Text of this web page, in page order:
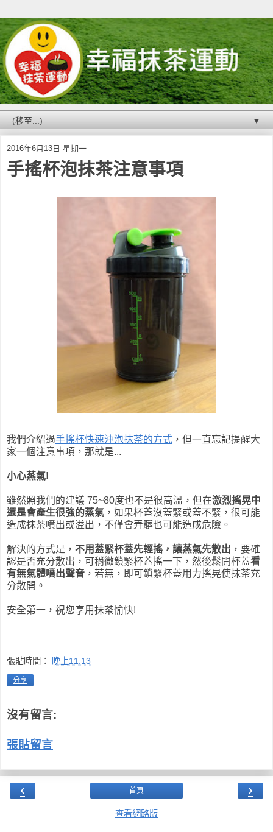
▼
2016年6月13日 星期一
手搖杯泡抹茶注意事項
我們介紹過手搖杯快速沖泡抹茶的方式 ，但一直忘記提醒大
家一個注意事項，那就是...
小心蒸氣!
雖然照我們的建議 75~80度也不是很高溫，但在激烈搖晃中
還是會產生很強的蒸氣 ，如果杯蓋沒蓋緊或蓋不緊，很可能
造成抹茶噴出或溢出，不僅會弄髒也可能造成危險。
解決的方式是， 不用蓋緊杯蓋先輕搖，讓蒸氣先散出 ，要確
認是否充分散出，可稍微鎖緊杯蓋搖一下，然後鬆開杯蓋看
有無氣體噴出聲音 ，若無，即可鎖緊杯蓋用力搖晃使抹茶充
分散開。
安全第一，祝您享用抹茶愉快!
張貼時間： 晚上11:13
分享
沒有留言:
張貼留言
‹ ›
首頁
查看網路版